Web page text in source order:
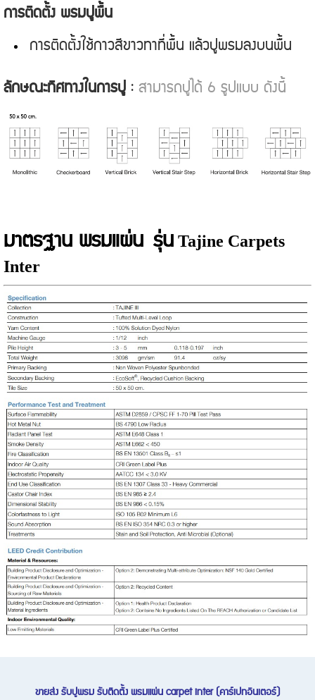
การติดตั้ง พรมปูพื้น
การติดตั้งใช้กาวสีขาวทาที่พื้น แล้วปูพรมลงบนพื้น
ลักษณะทิศทางในการปู: สามารถปูได้ 6 รูปแบบ ดังนี้
มาตรฐาน พรมแผ่น รุ่น Tajine Carpets
Inter
ขายส่ง รับปูพรม รับติดตั้ง พรมแผ่น carpet inter (คาร์เปทอินเตอร์)